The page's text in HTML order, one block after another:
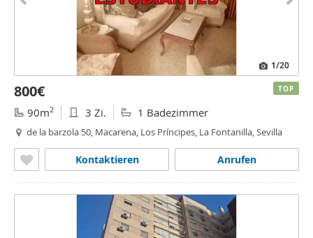
1/20
800€
90m2 3 Zi. 1 Badezimmer
de la barzola 50, Macarena, Los Príncipes, La Fontanilla, Sevilla
Anrufen
Kontaktieren
TOP